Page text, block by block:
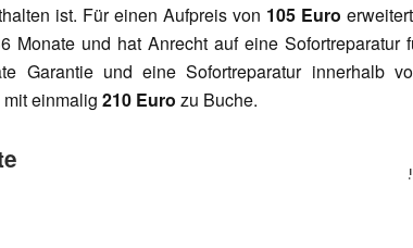
ist. Für einen Aufpreis von 105 Euro
Monate und hat Anrecht auf eine Sofortreparatur
Garantie und eine Sofortreparatur innerhalb
einmalig 210 Euro zu Buche.